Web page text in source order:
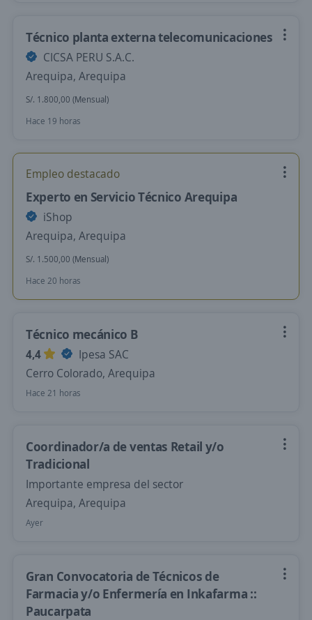
Técnico planta externa telecomunicaciones
CICSA PERU S.A.C.
Arequipa, Arequipa
S/. 1.800,00 (Mensual)
Hace 19 horas
Empleo destacado
Experto en Servicio Técnico Arequipa
iShop
Arequipa, Arequipa
S/. 1.500,00 (Mensual)
Hace 20 horas
Técnico mecánico B
4,4
Ipesa SAC
Cerro Colorado, Arequipa
Hace 21 horas
Coordinador/a de ventas Retail y/o
Tradicional
Importante empresa del sector
Arequipa, Arequipa
Ayer
Gran Convocatoria de Técnicos de
Farmacia y/o Enfermería en Inkafarma ::
Paucarpata